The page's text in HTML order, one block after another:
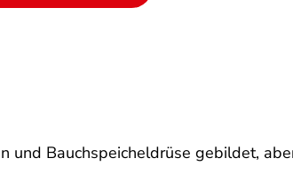
und Bauchspeicheldrüse gebildet,